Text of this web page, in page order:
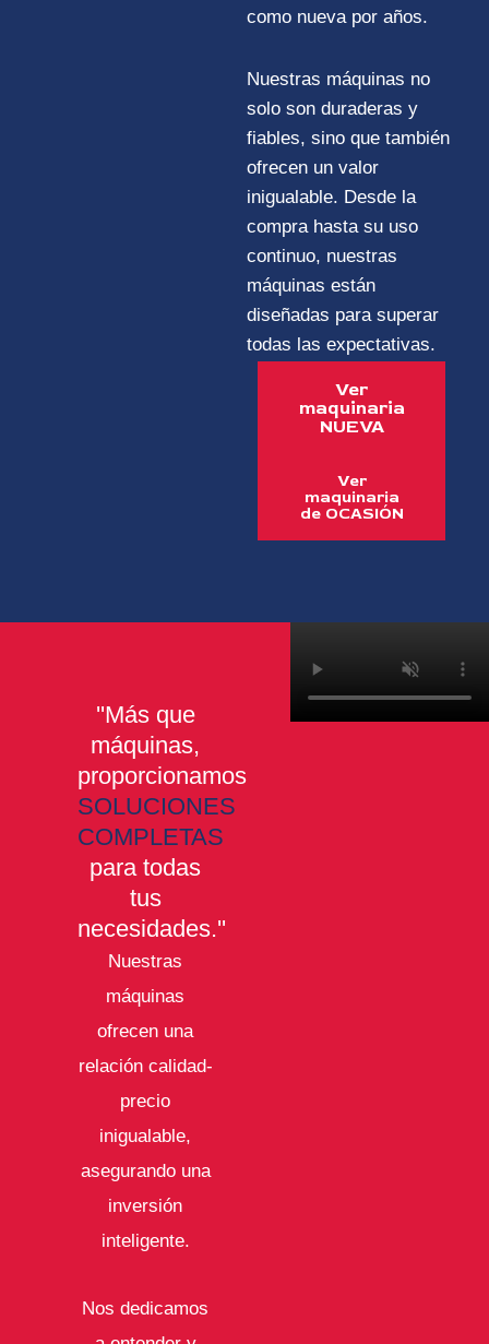
como nueva por años.
Nuestras máquinas no
solo son duraderas y
fiables, sino que también
ofrecen un valor
inigualable. Desde la
compra hasta su uso
continuo, nuestras
máquinas están
diseñadas para superar
todas las expectativas.
Ver
maquinaria
NUEVA
Ver
maquinaria
de OCASIÓN
''Más que
máquinas,
proporcionamos
SOLUCIONES
COMPLETAS
para todas
tus
necesidades.''
Nuestras
máquinas
ofrecen una
relación calidad-
precio
inigualable,
asegurando una
inversión
inteligente.
Nos dedicamos